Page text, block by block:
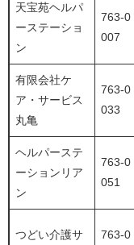
天宝苑ヘルパ
ーステーショ
ン
763-0
007
有限会社ケ
ア・サービス
丸亀
763-0
033
ヘルパーステ
ーションリア
ン
763-0
051
つどい介護サ
763-0